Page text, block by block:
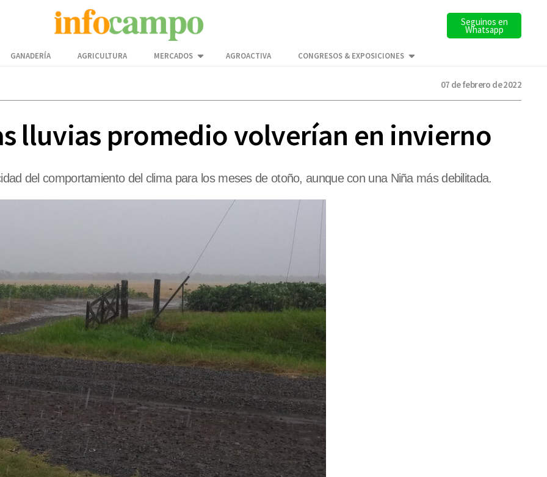
Seguinos en
Whatsapp
GANADERÍA AGRICULTURA MERCADOS AGROACTIVA CONGRESOS & EXPOSICIONES
07 de febrero de 2022
lluvias promedio volverían en invierno
del comportamiento del clima para los meses de otoño, aunque con una Niña más debilitada.